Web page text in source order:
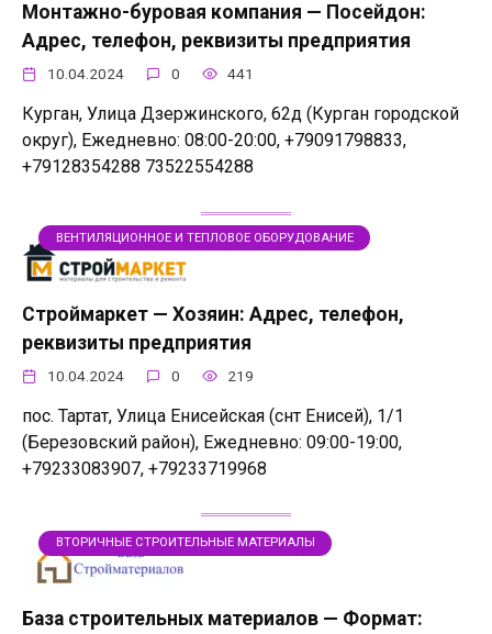
Монтажно-буровая компания — Посейдон:
Адрес, телефон, реквизиты предприятия
10.04.2024 0 441
Курган, Улица Дзержинского, 62д (Курган городской
округ), Ежедневно: 08:00-20:00, +79091798833,
+79128354288 73522554288
ВЕНТИЛЯЦИОННОЕ И ТЕПЛОВОЕ ОБОРУДОВАНИЕ
Строймаркет — Хозяин: Адрес, телефон,
реквизиты предприятия
10.04.2024 0 219
пос. Тартат, Улица Енисейская (снт Енисей), 1/1
(Березовский район), Ежедневно: 09:00-19:00,
+79233083907, +79233719968
ВТОРИЧНЫЕ СТРОИТЕЛЬНЫЕ МАТЕРИАЛЫ
База строительных материалов — Формат: